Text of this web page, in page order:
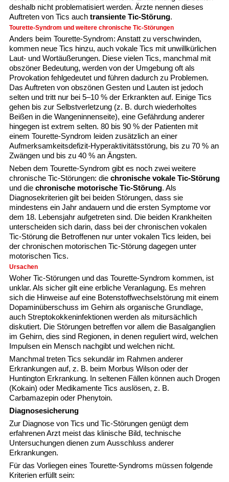
deshalb nicht problematisiert werden. Ärzte nennen dieses
Auftreten von Tics auch transiente Tic-Störung.
Tourette-Syndrom und weitere chronische Tic-Störungen
Anders beim Tourette-Syndrom: Anstatt zu verschwinden,
kommen neue Tics hinzu, auch vokale Tics mit unwillkürlichen
Laut- und Wortäußerungen. Diese vielen Tics, manchmal mit
obszöner Bedeutung, werden von der Umgebung oft als
Provokation fehlgedeutet und führen dadurch zu Problemen.
Das Auftreten von obszönen Gesten und Lauten ist jedoch
selten und tritt nur bei 5–10 % der Erkrankten auf. Einige Tics
gehen bis zur Selbstverletzung (z. B. durch wiederholtes
Beißen in die Wangeninnenseite), eine Gefährdung anderer
hingegen ist extrem selten. 80 bis 90 % der Patienten mit
einem Tourette-Syndrom leiden zusätzlich an einer
Aufmerksamkeitsdefizit-Hyperaktivitätsstörung, bis zu 70 % an
Zwängen und bis zu 40 % an Ängsten.
Neben dem Tourette-Syndrom gibt es noch zwei weitere
chronische Tic-Störungen: die chronische vokale Tic-Störung
und die chronische motorische Tic-Störung. Als
Diagnosekriterien gilt bei beiden Störungen, dass sie
mindestens ein Jahr andauern und die ersten Symptome vor
dem 18. Lebensjahr aufgetreten sind. Die beiden Krankheiten
unterscheiden sich darin, dass bei der chronischen vokalen
Tic-Störung die Betroffenen nur unter vokalen Tics leiden, bei
der chronischen motorischen Tic-Störung dagegen unter
motorischen Tics.
Ursachen
Woher Tic-Störungen und das Tourette-Syndrom kommen, ist
unklar. Als sicher gilt eine erbliche Veranlagung. Es mehren
sich die Hinweise auf eine Botenstoffwechselstörung mit einem
Dopaminüberschuss im Gehirn als organische Grundlage,
auch Streptokokkeninfektionen werden als mitursächlich
diskutiert. Die Störungen betreffen vor allem die Basalganglien
im Gehirn, dies sind Regionen, in denen reguliert wird, welchen
Impulsen ein Mensch nachgibt und welchen nicht.
Manchmal treten Tics sekundär im Rahmen anderer
Erkrankungen auf, z. B. beim Morbus Wilson oder der
Huntington Erkrankung. In seltenen Fällen können auch Drogen
(Kokain) oder Medikamente Tics auslösen, z. B.
Carbamazepin oder Phenytoin.
Diagnosesicherung
Zur Diagnose von Tics und Tic-Störungen genügt dem
erfahrenen Arzt meist das klinische Bild, technische
Untersuchungen dienen zum Ausschluss anderer
Erkrankungen.
Für das Vorliegen eines Tourette-Syndroms müssen folgende
Kriterien erfüllt sein: